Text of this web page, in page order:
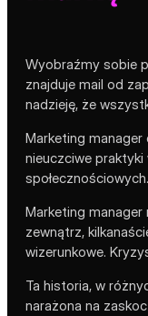
Wyobraźmy sobie
znajduje mail od
nadzieję, że
Marketing manager
nieuczciwe
Marketing
zewnątrz,
wizerunkowe.
Ta historia, w
narażona na